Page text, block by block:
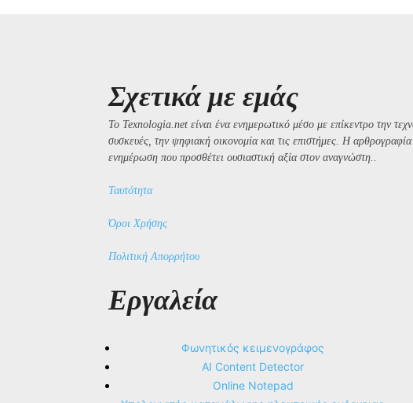
Σχετικά με εμάς
Το Texnologia.net είναι ένα ενημερωτικό μέσο με επίκεντρο την
συσκευές, την ψηφιακή οικονομία και τις επιστήμες. Η
ενημέρωση που προσθέτει ουσιαστική αξία στον αναγνώστη..
Ταυτότητα
Όροι Χρήσης
Πολιτική Απορρήτου
Εργαλεία
Φωνητικός κειμενογράφος
AI Content Detector
Online Notepad